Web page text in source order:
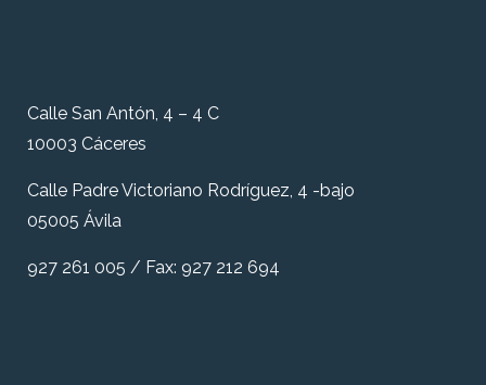
Calle San Antón, 4 – 4 C
10003 Cáceres
Calle Padre Victoriano Rodríguez, 4 -bajo
05005 Ávila
927 261 005 / Fax: 927 212 694